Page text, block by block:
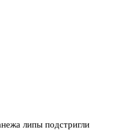
липы подстригли